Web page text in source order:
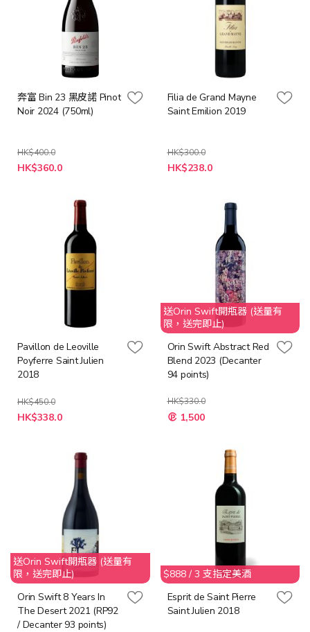
奔富 Bin 23 黑皮諾 Pinot
Noir 2024 (750ml)
HK$400.0
特
殊
HK$360.0
Filia de Grand Mayne
Saint Emilion 2019
HK$300.0
特
殊
HK$238.0
Pavillon de Leoville
Poyferre Saint Julien
2018
HK$450.0
特
殊
HK$338.0
送Orin Swift開瓶器 (送量有
限，送完即止)
Orin Swift Abstract Red
Blend 2023 (Decanter
94 points)
HK$330.0
特
殊 1,500
送Orin Swift開瓶器 (送量有
限，送完即止)
Orin Swift 8 Years In
The Desert 2021 (RP92
/ Decanter 93 points)
$888 / 3 支指定美酒
Esprit de Saint Pierre
Saint Julien 2018